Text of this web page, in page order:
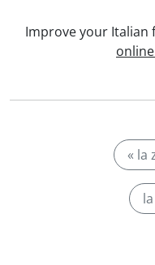
Improve your Italian
« la